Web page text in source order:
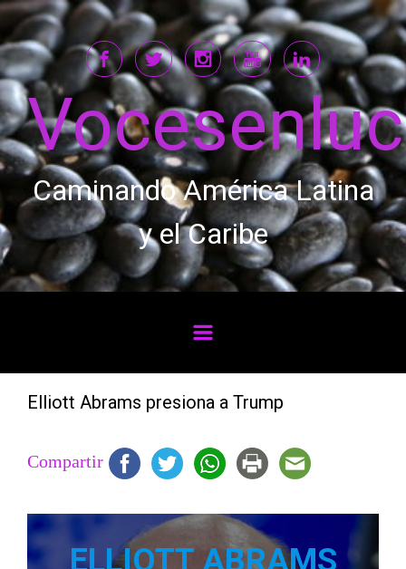
Saltar al contenido principal
Caminando América Latina
y el Caribe
Elliott Abrams presiona a Trump
Compartir
ELLIOTT ABRAMS